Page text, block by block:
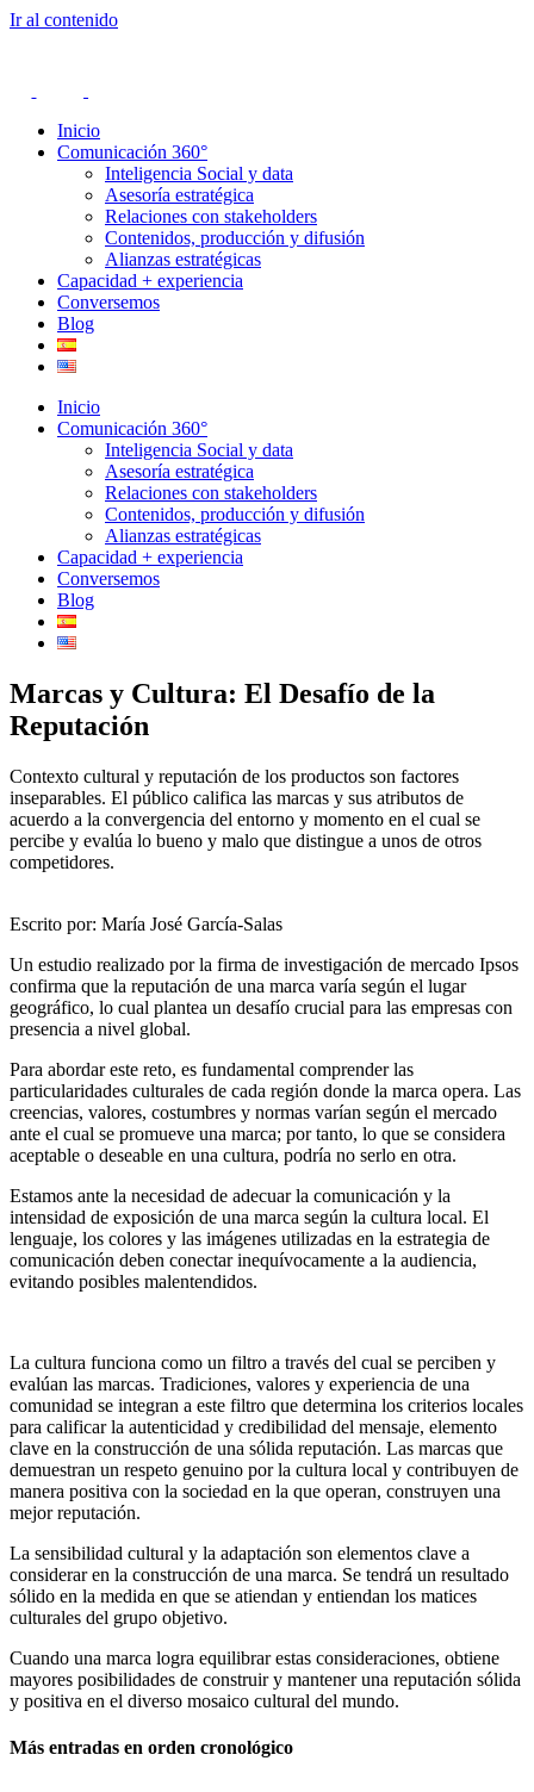
Ir al contenido
Inicio
Comunicación 360°
Inteligencia Social y data
Asesoría estratégica
Relaciones con stakeholders
Contenidos, producción y difusión
Alianzas estratégicas
Capacidad + experiencia
Conversemos
Blog
Inicio
Comunicación 360°
Inteligencia Social y data
Asesoría estratégica
Relaciones con stakeholders
Contenidos, producción y difusión
Alianzas estratégicas
Capacidad + experiencia
Conversemos
Blog
Marcas y Cultura: El Desafío de la
Reputación
Contexto cultural y reputación de los productos son factores
inseparables. El público califica las marcas y sus atributos de
acuerdo a la convergencia del entorno y momento en el cual se
percibe y evalúa lo bueno y malo que distingue a unos de otros
competidores.
Escrito por: María José García-Salas
Un estudio realizado por la firma de investigación de mercado Ipsos
confirma que la reputación de una marca varía según el lugar
geográfico, lo cual plantea un desafío crucial para las empresas con
presencia a nivel global.
Para abordar este reto, es fundamental comprender las
particularidades culturales de cada región donde la marca opera. Las
creencias, valores, costumbres y normas varían según el mercado
ante el cual se promueve una marca; por tanto, lo que se considera
aceptable o deseable en una cultura, podría no serlo en otra.
Estamos ante la necesidad de adecuar la comunicación y la
intensidad de exposición de una marca según la cultura local. El
lenguaje, los colores y las imágenes utilizadas en la estrategia de
comunicación deben conectar inequívocamente a la audiencia,
evitando posibles malentendidos.
La cultura funciona como un filtro a través del cual se perciben y
evalúan las marcas. Tradiciones, valores y experiencia de una
comunidad se integran a este filtro que determina los criterios locales
para calificar la autenticidad y credibilidad del mensaje, elemento
clave en la construcción de una sólida reputación. Las marcas que
demuestran un respeto genuino por la cultura local y contribuyen de
manera positiva con la sociedad en la que operan, construyen una
mejor reputación.
La sensibilidad cultural y la adaptación son elementos clave a
considerar en la construcción de una marca. Se tendrá un resultado
sólido en la medida en que se atiendan y entiendan los matices
culturales del grupo objetivo.
Cuando una marca logra equilibrar estas consideraciones, obtiene
mayores posibilidades de construir y mantener una reputación sólida
y positiva en el diverso mosaico cultural del mundo.
Más entradas en orden cronológico